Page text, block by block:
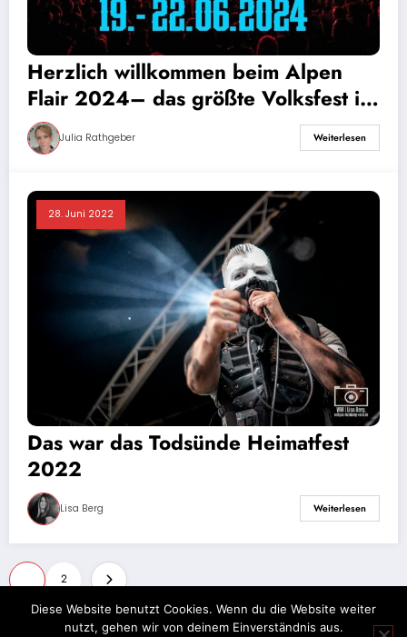
Herzlich willkommen beim Alpen
Flair 2024– das größte Volksfest in
SüdtirolJulia Rathgeber Weiterlesen
28. Juni 2022
Das war das Todsünde Heimatfest
2022
Lisa Berg Weiterlesen
Seitennummerierung
der
2
Diese Website benutzt Cookies. Wenn du die Website weiter
nutzt, gehen wir von deinem Einverständnis aus.